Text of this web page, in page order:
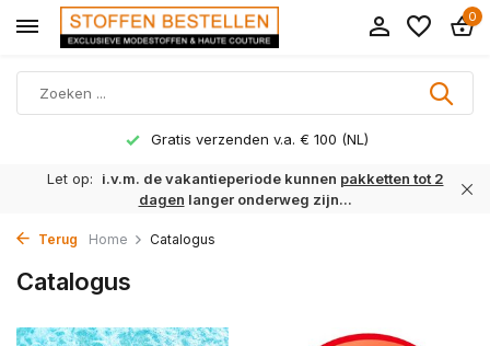
0
Gratis verzenden v.a. € 100 (NL)
Let op: i.v.m. de vakantieperiode kunnen pakketten tot 2
dagen langer onderweg zijn...
Terug Home Catalogus
Catalogus